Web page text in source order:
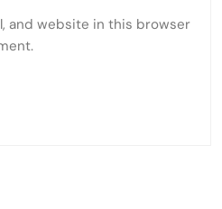
and website in this browser